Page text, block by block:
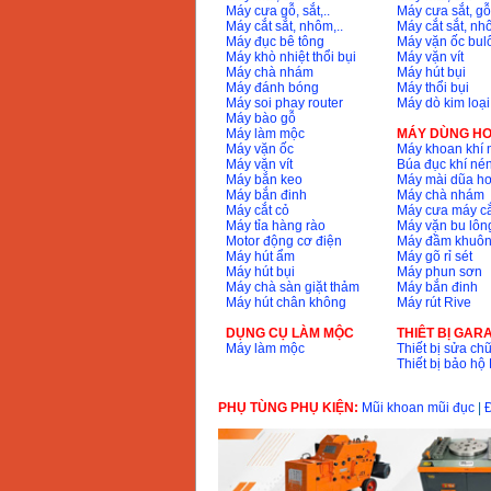
Máy mài 100mm
Makita 9553B (710W)
Giá:1296000VND
Máy cưa gỗ, sắt,..
Máy cắt sắt, nhôm,..
Máy đục bê tông
Máy khò nhiệt thổi bụi
Máy chà nhám
Máy đánh bóng
Máy soi phay router
Máy bào gỗ
Máy làm mộc
Máy vặn ốc
Máy vặn vít
Máy bắn keo
Máy bắn đinh
Máy cắt cỏ
Máy tỉa hàng rào
Motor động cơ điện
Máy hút ẩm
Máy hút bụi
Máy chà sàn giặt thảm
Máy hút chân không
DỤNG CỤ LÀM MỘC
Máy làm mộc
Máy cưa sắt,
Máy cắt sắt,
Máy vặn ốc
Máy vặn vít
Máy hút bụi
Máy thổi bụi
Máy dò kim loại
MÁY DÙNG
Máy khoan khí
Búa đục khí nén
Máy mài dũa
Máy chà nhám
Máy cưa máy
Máy vặn bu
Máy đầm
Máy gõ rỉ sét
Máy phun sơn
Máy bắn đinh
Máy rút Rive
THIÊT BỊ
Thiết bị sửa
Thiết bị bảo hộ
PHỤ TÙNG PHỤ KIỆN: Mũi khoan mũi đục|